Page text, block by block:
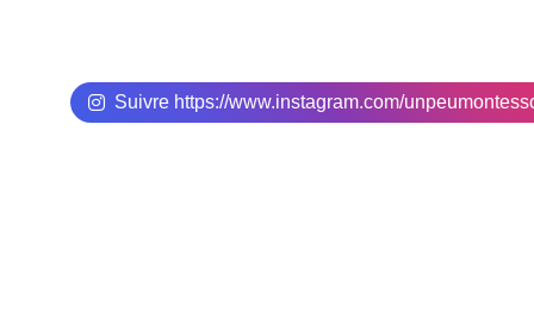
Suivre https://www.instagram.com/